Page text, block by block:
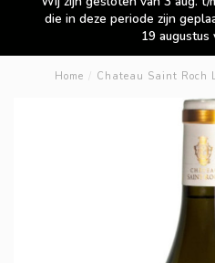
die in deze periode zijn
19
Home / Chateau Saint Roch